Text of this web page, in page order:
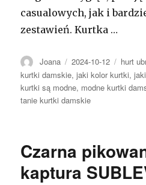
casualowych, jak i
zestawień. Kurtka …
Autor
Joana Opublikowano
2024-10-12 hurt
kurtki damskie,jaki kolor kurtki,
kurtki są modne, modne kurtki
tanie kurtki damskie
Czarna
kaptura